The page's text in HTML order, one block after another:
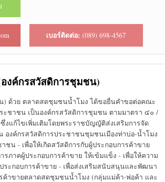
เบอร์ติดต่อ: (089) 698-4567
งค์กรสวัสดิการชุมชน)
) ด้วย ตลาดสดชุมชนน้ำโมง ได้ขอยื่นคำขอต่อคณะ
ะชาชน เป็นองค์กรสวัสดิการชุมชน ตามมาตรา ๔๐ /
แก้ไขเพิ่มเติมโดยพระราชบัญญัติส่งเสริมการจัด
งค์กรสวัสดิการประชาชนชุมชนเมืองท่าบ่อ-น้ำโมง
ชน - เพื่อให้เกิดสวัสดิการกับผู้ประกอบการค้าขาย
าคผู้ประกอบการค้าขาย ให้เข้มแข็ง - เพื่อให้ความ
ระกอบการค้าขาย - เพื่อส่งเสริมสนับสนุนและพัฒนา
ค้าขายตลาดสดชุมชนน้ำโมง (กลุ่มแม่ค้า-พ่อค้า และ